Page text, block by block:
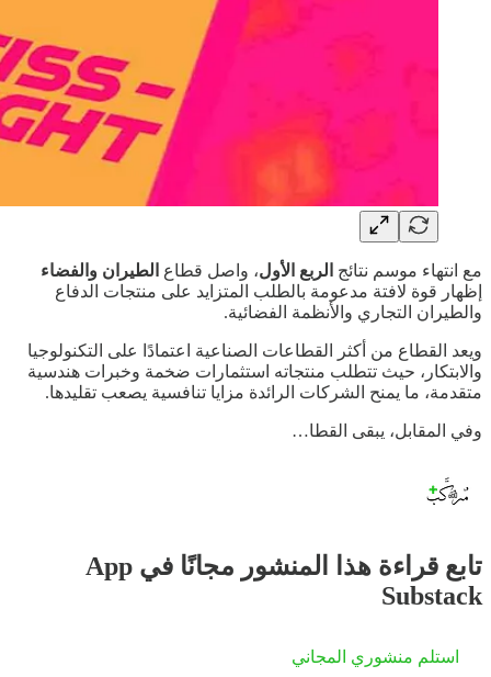
مع انتهاء موسم نتائج الربع الأول، واصل قطاع الطيران والفضاء
إظهار قوة لافتة مدعومة بالطلب المتزايد على منتجات الدفاع
والطيران التجاري والأنظمة الفضائية.
ويعد القطاع من أكثر القطاعات الصناعية اعتمادًا على التكنولوجيا
والابتكار، حيث تتطلب منتجاته استثمارات ضخمة وخبرات هندسية
متقدمة، ما يمنح الشركات الرائدة مزايا تنافسية يصعب تقليدها.
وفي المقابل، يبقى القطا…
تابع قراءة هذا المنشور مجانًا في App
Substack
استلم منشوري المجاني